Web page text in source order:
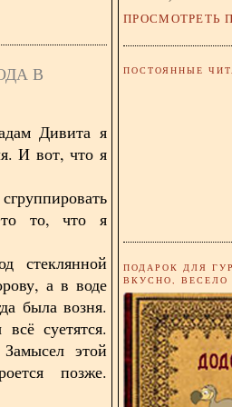
В
Дивита я
И вот, что я
то, что я
стеклянной
а в воде
была возня.
суетятся.
этой
позже.
ПРОСМОТРЕТЬ
ПОСТОЯННЫЕ
ПОДАРОК ДЛЯ
ВКУСНО,